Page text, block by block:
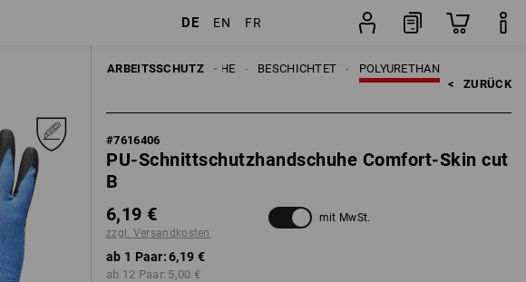
DE EN FR
ARBEITSSCHUTZ POLYURETHAN
BESCHICHTET
HANDSCHUHE
< ZURÜCK
#7616406
PU-Schnittschutzhandschuhe Comfort-Skin cut
B
6,19 €
zzgl. Versandkosten
mit MwSt.
ab 1 Paar:6,19 €
ab 12 Paar: 5,00 €